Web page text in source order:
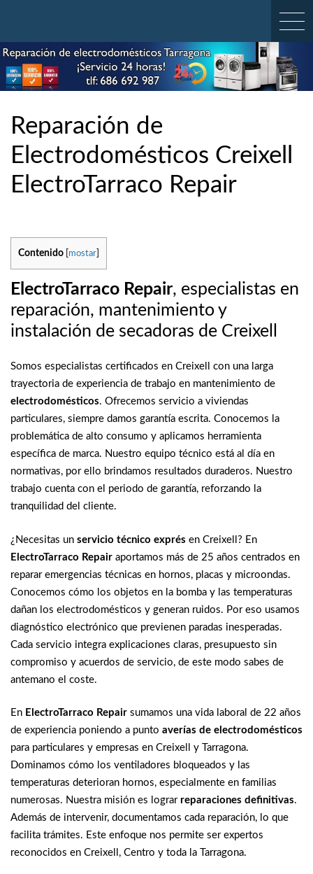
content
Reparación de
Electrodomésticos Creixell
ElectroTarraco Repair
Contenido mostar
ElectroTarraco Repair, especialistas en
reparación, mantenimiento y
instalación de secadoras de Creixell
Somos especialistas certificados en Creixell con una larga
trayectoria de experiencia de trabajo en mantenimiento de
electrodomésticos. Ofrecemos servicio a viviendas
particulares, siempre damos garantía escrita. Conocemos la
problemática de alto consumo y aplicamos herramienta
específica de marca. Nuestro equipo técnico está al día en
normativas, por ello brindamos resultados duraderos. Nuestro
trabajo cuenta con el periodo de garantía, reforzando la
tranquilidad del cliente.
¿Necesitas un servicio técnico exprés en Creixell? En
ElectroTarraco Repair aportamos más de 25 años centrados en
reparar emergencias técnicas en hornos, placas y microondas.
Conocemos cómo los objetos en la bomba y las temperaturas
dañan los electrodomésticos y generan ruidos. Por eso usamos
diagnóstico electrónico que previenen paradas inesperadas.
Cada servicio integra explicaciones claras, presupuesto sin
compromiso y acuerdos de servicio, de este modo sabes de
antemano el coste.
En ElectroTarraco Repair sumamos una vida laboral de 22 años
de experiencia poniendo a punto averías de electrodomésticos
para particulares y empresas en Creixell y Tarragona.
Dominamos cómo los ventiladores bloqueados y las
temperaturas deterioran hornos, especialmente en familias
numerosas. Nuestra misión es lograr reparaciones definitivas.
Además de intervenir, documentamos cada reparación, lo que
facilita trámites. Este enfoque nos permite ser expertos
reconocidos en Creixell, Centro y toda la Tarragona.